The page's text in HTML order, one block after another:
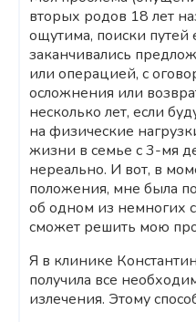
вторых родов 18 лет
ощутима, поиски путей
заканчивались
или операцией, с
осложнения или
несколько лет, если
на физические
жизни в семье с 3-мя
нереально. И вот, в
положения, мне была
об одном из немногих
сможет решить мою
Я в клинике
получила все
излечения. Этому